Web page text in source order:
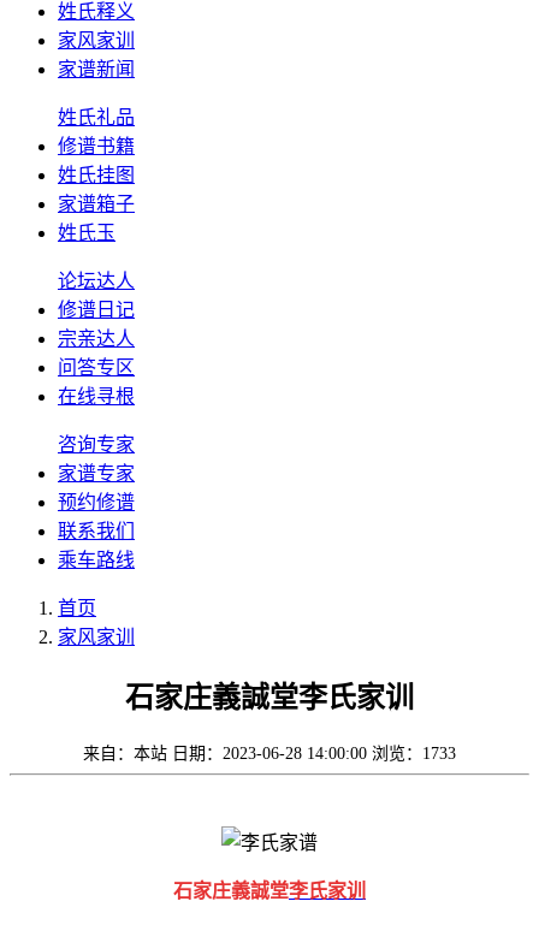
姓氏释义
家风家训
家谱新闻
姓氏礼品
修谱书籍
姓氏挂图
家谱箱子
姓氏玉
论坛达人
修谱日记
宗亲达人
问答专区
在线寻根
咨询专家
家谱专家
预约修谱
联系我们
乘车路线
首页
家风家训
石家庄義誠堂李氏家训
来自：本站 日期：2023-06-28 14:00:00 浏览：1733
石家庄義誠堂李氏家训